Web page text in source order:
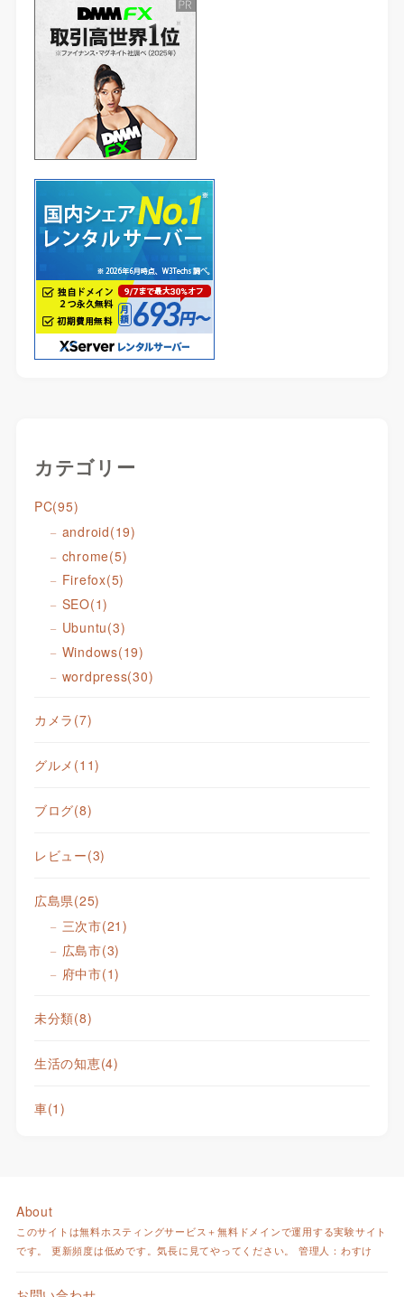
カテゴリー
PC(95)
android(19)
chrome(5)
Firefox(5)
SEO(1)
Ubuntu(3)
Windows(19)
wordpress(30)
カメラ (7)
グルメ (11)
ブログ(8)
レビュー(3)
広島県(25)
三次市(21)
広島市(3)
府中市(1)
未分類(8)
生活の知恵(4)
車(1)
About
このサイトは無料ホスティングサービス＋無料ドメインで運用する実験サイト
です。 更新頻度は低めです。気長に見てやってください。 管理人：わすけ